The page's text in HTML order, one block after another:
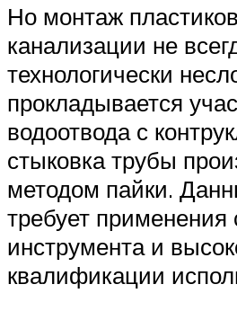
Но монтаж
канализации не
технологически
прокладывается
водоотвода с
стыковка трубы
методом пайки.
требует применения
инструмента и
квалификации